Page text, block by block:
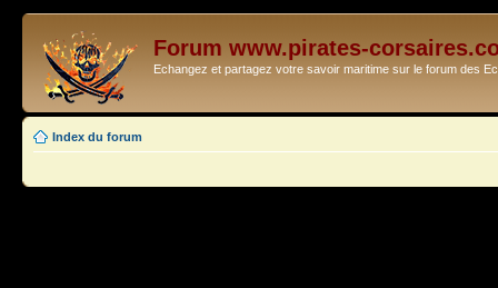
Forum www.pirates-
Echangez et partagez votre savoir maritime sur le forum des
Index du forum